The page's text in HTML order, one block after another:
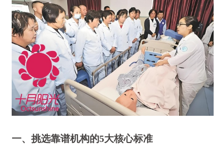
一、挑选靠谱机构的5大核心标准